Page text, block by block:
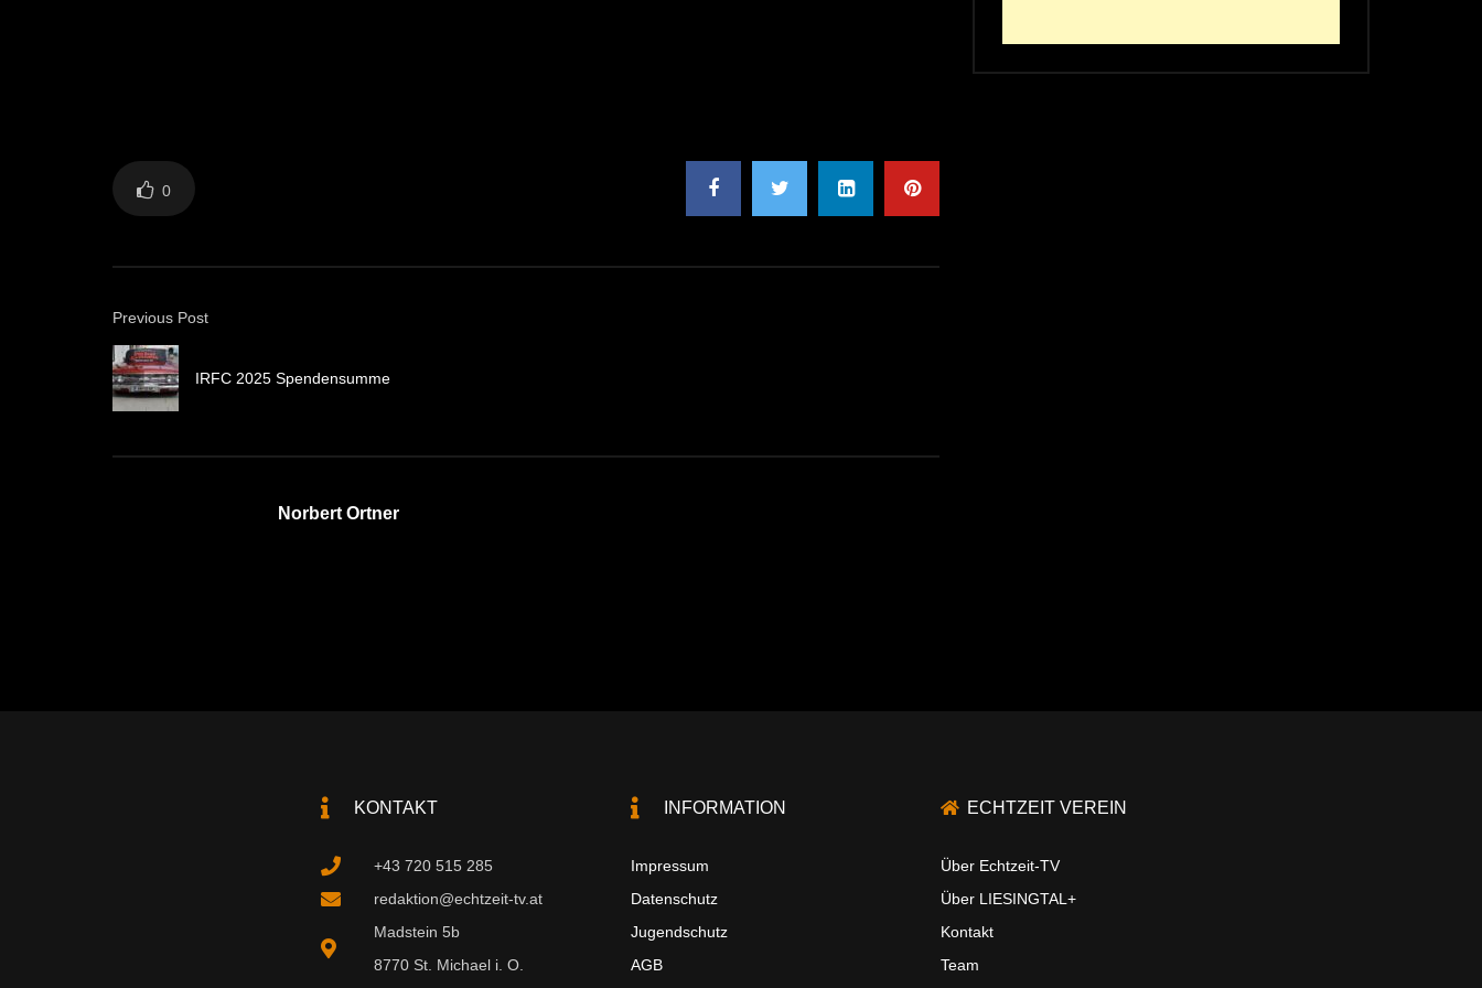
0
Previous Post
IRFC 2025 Spendensumme
Norbert Ortner
KONTAKT
+43 720 515 285
redaktion@echtzeit-tv.at
Madstein 5b
8770 St. Michael i. O.
INFORMATION
Impressum
Datenschutz
Jugendschutz
AGB
ECHTZEIT VEREIN
Über Echtzeit-TV
Über LIESINGTAL+
Kontakt
Team